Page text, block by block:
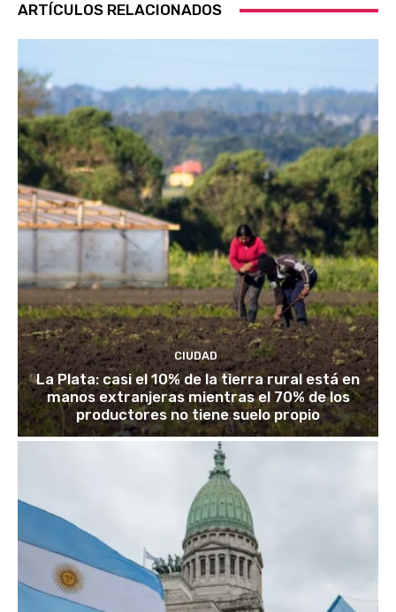
ARTÍCULOS RELACIONADOS
CIUDAD
La Plata: casi el 10% de la tierra rural está en
manos extranjeras mientras el 70% de los
productores no tiene suelo propio